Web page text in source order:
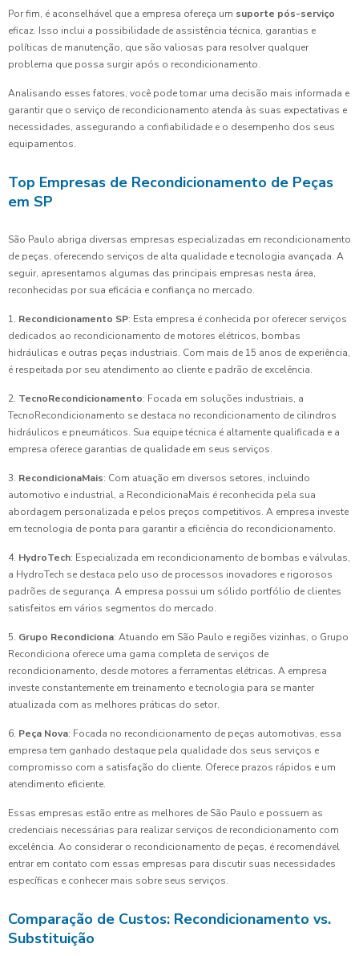
Por fim, é aconselhável que a empresa ofereça um suporte pós-serviço
eficaz. Isso inclui a possibilidade de assistência técnica, garantias e
políticas de manutenção, que são valiosas para resolver qualquer
problema que possa surgir após o recondicionamento.
Analisando esses fatores, você pode tomar uma decisão mais informada e
garantir que o serviço de recondicionamento atenda às suas expectativas e
necessidades, assegurando a confiabilidade e o desempenho dos seus
equipamentos.
Top Empresas de Recondicionamento de Peças
em SP
São Paulo abriga diversas empresas especializadas em recondicionamento
de peças, oferecendo serviços de alta qualidade e tecnologia avançada. A
seguir, apresentamos algumas das principais empresas nesta área,
reconhecidas por sua eficácia e confiança no mercado.
1. Recondicionamento SP: Esta empresa é conhecida por oferecer serviços
dedicados ao recondicionamento de motores elétricos, bombas
hidráulicas e outras peças industriais. Com mais de 15 anos de experiência,
é respeitada por seu atendimento ao cliente e padrão de excelência.
2. TecnoRecondicionamento: Focada em soluções industriais, a
TecnoRecondicionamento se destaca no recondicionamento de cilindros
hidráulicos e pneumáticos. Sua equipe técnica é altamente qualificada e a
empresa oferece garantias de qualidade em seus serviços.
3. RecondicionaMais: Com atuação em diversos setores, incluindo
automotivo e industrial, a RecondicionaMais é reconhecida pela sua
abordagem personalizada e pelos preços competitivos. A empresa investe
em tecnologia de ponta para garantir a eficiência do recondicionamento.
4. HydroTech: Especializada em recondicionamento de bombas e válvulas,
a HydroTech se destaca pelo uso de processos inovadores e rigorosos
padrões de segurança. A empresa possui um sólido portfólio de clientes
satisfeitos em vários segmentos do mercado.
5. Grupo Recondiciona: Atuando em São Paulo e regiões vizinhas, o Grupo
Recondiciona oferece uma gama completa de serviços de
recondicionamento, desde motores a ferramentas elétricas. A empresa
investe constantemente em treinamento e tecnologia para se manter
atualizada com as melhores práticas do setor.
6. Peça Nova: Focada no recondicionamento de peças automotivas, essa
empresa tem ganhado destaque pela qualidade dos seus serviços e
compromisso com a satisfação do cliente. Oferece prazos rápidos e um
atendimento eficiente.
Essas empresas estão entre as melhores de São Paulo e possuem as
credenciais necessárias para realizar serviços de recondicionamento com
excelência. Ao considerar o recondicionamento de peças, é recomendável
entrar em contato com essas empresas para discutir suas necessidades
específicas e conhecer mais sobre seus serviços.
Comparação de Custos: Recondicionamento vs.
Substituição